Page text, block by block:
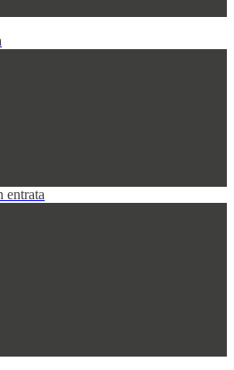
entrata